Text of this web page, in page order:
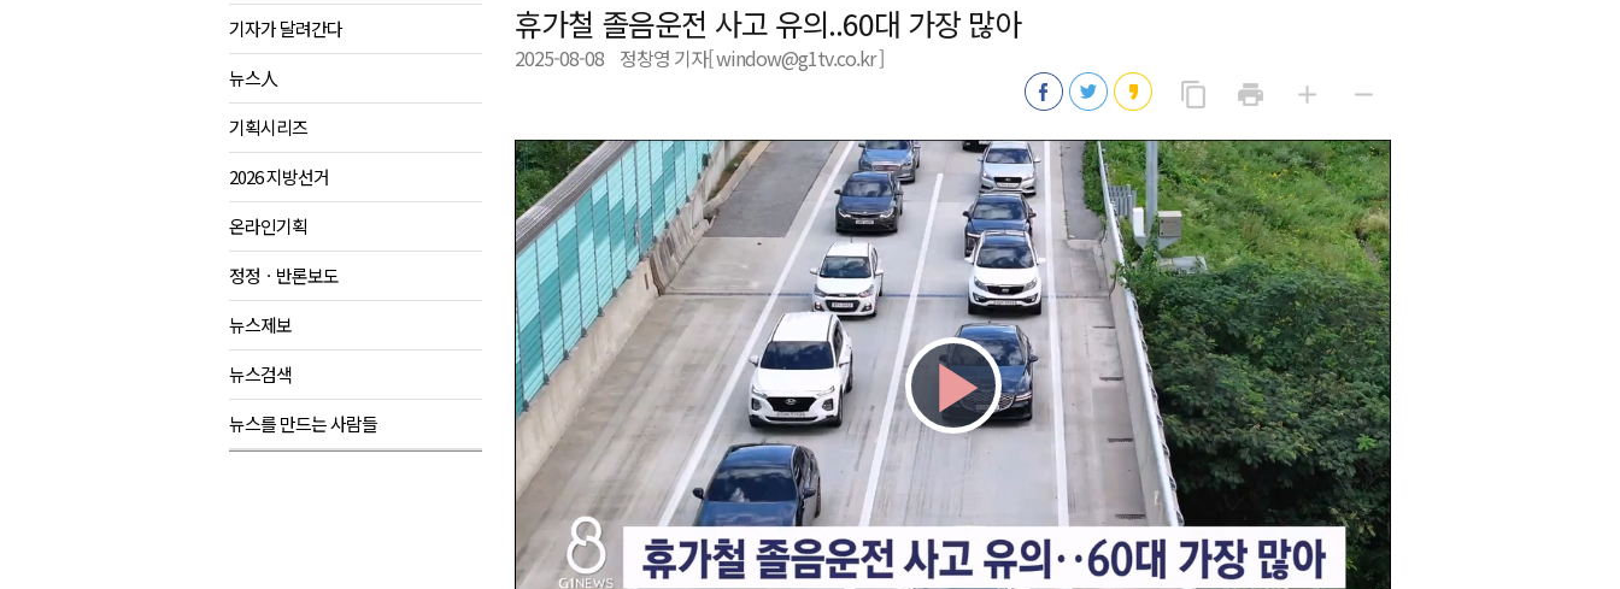
육동한 시장, 국제스케이트장 춘천 유치 건의
영월군, 국·도비 확보 보고회 개최
삼척 공공산후조리원 이전 시급
2026년 08월 07일(금)
강원자치도교육청 교감급 이상 387명 인사
2026년 08월 07일(금)
기자가 달려간다
뉴스人
기획시리즈
2026 지방선거
온라인기획
정정ㆍ반론보도
뉴스제보
뉴스검색
뉴스를 만드는 사람들
휴가철 졸음운전 사고 유의..60대 가장 많아
2025-08-08 정창영 기자[ window@g1tv.co.kr ]
content_copy
사
print add
게
remove
게
Play
Video